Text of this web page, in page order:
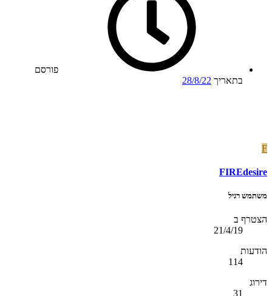
פורסם
בתאריך 28/8/22
F
FIREdesire
משתמש רגיל
הצטרף ב
21/4/19
הודעות
114
דירוג
31